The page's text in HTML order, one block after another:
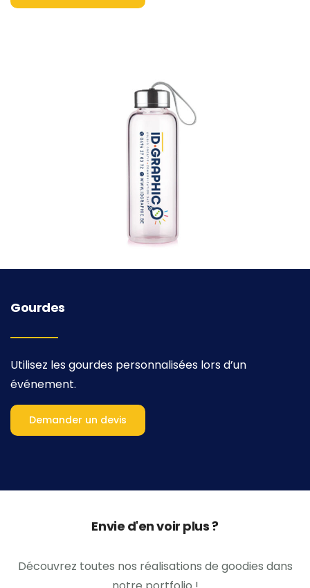
Gourdes
Utilisez les gourdes personnalisées lors d’un
événement.
Demander un devis
Envie d'en voir plus ?
Découvrez toutes nos réalisations de goodies dans